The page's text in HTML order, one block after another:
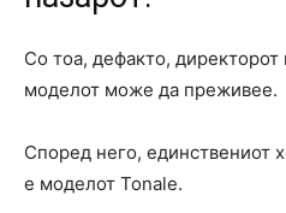
Со тоа, дефакто,
моделот може да преживее.
Според него, единствениот
е моделот Tonale.